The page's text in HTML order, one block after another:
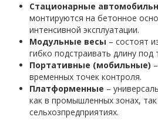
Стационарные
монтируются на бетонное
интенсивной эксплуатации.
Модульные весы – состоят
гибко подстраивать длину под
Портативные (мобильные)
временных точек контроля.
Платформенные –
как в промышленных зонах,
сельхозпредприятиях.